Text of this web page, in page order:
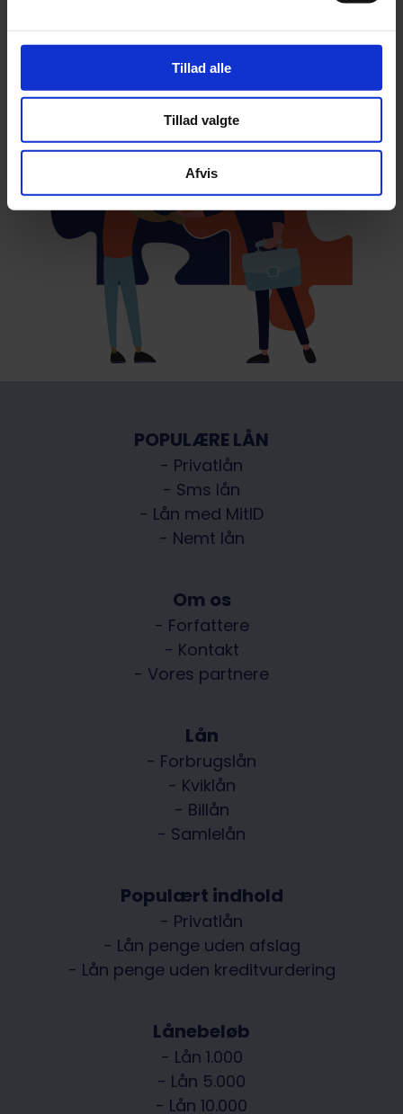
Tillad alle
Tillad valgte
Afvis
Saverium Ferratum
Digifinans
POPULÆRE LÅN
- Privatlån
- Sms lån
- Lån med MitID
- Nemt lån
Om os
- Forfattere
- Kontakt
- Vores partnere
Lån
- Forbrugslån
- Kviklån
- Billån
- Samlelån
Populært indhold
- Privatlån
- Lån penge uden afslag
- Lån penge uden kreditvurdering
Lånebeløb
- Lån 1.000
- Lån 5.000
- Lån 10.000